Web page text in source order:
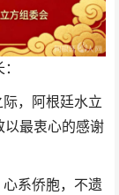
，阿根廷水立
以最衷心的感谢
系侨胞，不遗